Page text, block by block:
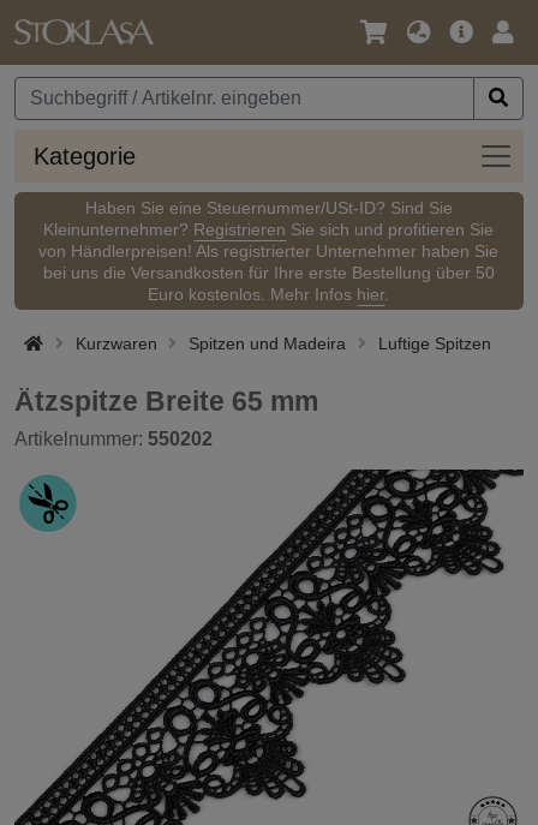
Sprache
Währung
Kategorie
Haben Sie eine Steuernummer/USt-ID? Sind Sie
Kleinunternehmer? Registrieren Sie sich und profitieren Sie
von Händlerpreisen! Als registrierter Unternehmer haben Sie
bei uns die Versandkosten für Ihre erste Bestellung über 50
Euro kostenlos. Mehr Infos hier.
Kurzwaren Spitzen und Madeira Luftige Spitzen
Ätzspitze Breite 65 mm
Artikelnummer: 550202